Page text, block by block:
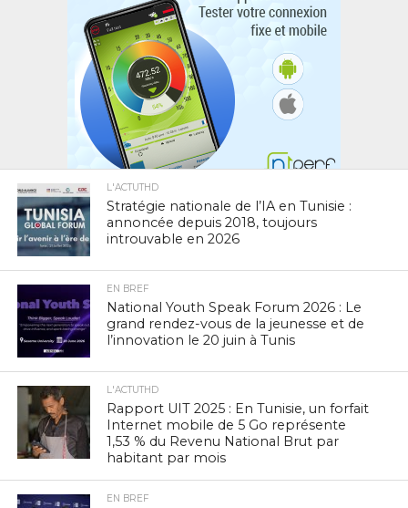
L'ACTUTHD
Stratégie nationale de l’IA en Tunisie :
annoncée depuis 2018, toujours
introuvable en 2026
EN BREF
National Youth Speak Forum 2026 : Le
grand rendez-vous de la jeunesse et de
l’innovation le 20 juin à Tunis
L'ACTUTHD
Rapport UIT 2025 : En Tunisie, un forfait
Internet mobile de 5 Go représente
1,53 % du Revenu National Brut par
habitant par mois
EN BREF